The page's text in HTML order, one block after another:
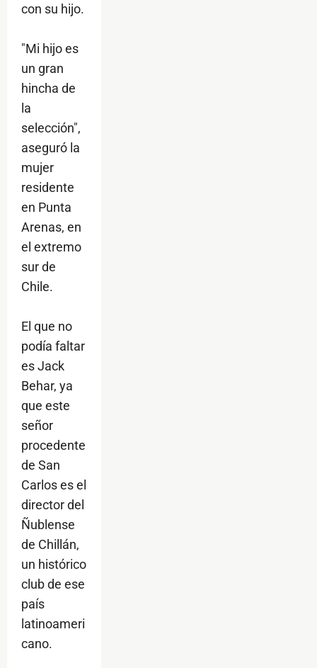
con su hijo.
"Mi hijo es
un gran
hincha de
la
selección",
aseguró la
mujer
residente
en Punta
Arenas, en
el extremo
sur de
Chile.
El que no
podía faltar
es Jack
Behar, ya
que este
señor
procedente
de San
Carlos es el
director del
Ñublense
de Chillán,
un histórico
club de ese
país
latinoameri
cano.